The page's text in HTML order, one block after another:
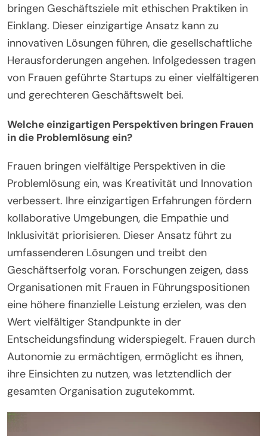
bringen Geschäftsziele mit ethischen Praktiken in
Einklang. Dieser einzigartige Ansatz kann zu
innovativen Lösungen führen, die gesellschaftliche
Herausforderungen angehen. Infolgedessen tragen
von Frauen geführte Startups zu einer vielfältigeren
und gerechteren Geschäftswelt bei.
Welche einzigartigen Perspektiven bringen Frauen
in die Problemlösung ein?
Frauen bringen vielfältige Perspektiven in die
Problemlösung ein, was Kreativität und Innovation
verbessert. Ihre einzigartigen Erfahrungen fördern
kollaborative Umgebungen, die Empathie und
Inklusivität priorisieren. Dieser Ansatz führt zu
umfassenderen Lösungen und treibt den
Geschäftserfolg voran. Forschungen zeigen, dass
Organisationen mit Frauen in Führungspositionen
eine höhere finanzielle Leistung erzielen, was den
Wert vielfältiger Standpunkte in der
Entscheidungsfindung widerspiegelt. Frauen durch
Autonomie zu ermächtigen, ermöglicht es ihnen,
ihre Einsichten zu nutzen, was letztendlich der
gesamten Organisation zugutekommt.